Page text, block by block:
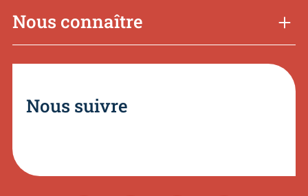
Nous connaître
Nous suivre